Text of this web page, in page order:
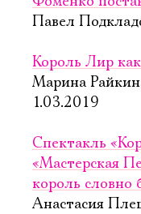
Павел
Король Лир
Марина
1.03.2019
Спектакль
«Мастерская
король словно
Анастасия